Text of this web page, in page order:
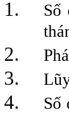
Số
Số